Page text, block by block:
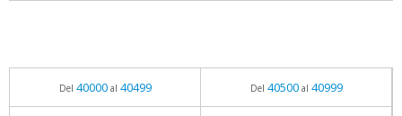
Del 40000al 40499 Del 40500al 40999